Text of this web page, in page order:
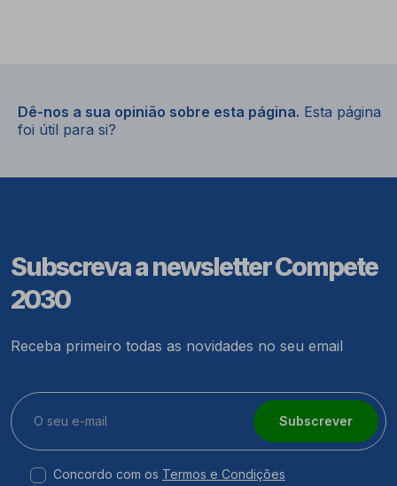
Dê-nos a sua opinião sobre esta página. Esta página
foi útil para si?
Subscreva a newsletter Compete
2030
Receba primeiro todas as novidades no seu email
Subscrever
Concordo com os Termos e Condições